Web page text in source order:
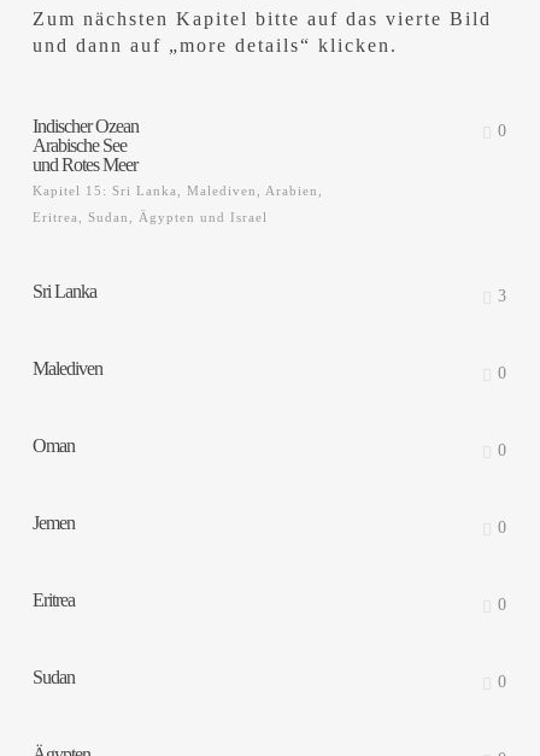
Zum nächsten Kapitel bitte auf das vierte Bild
und dann auf „more details“ klicken.
Indischer Ozean
Arabische See
und Rotes Meer
Kapitel 15: Sri Lanka, Malediven, Arabien,
Eritrea, Sudan, Ägypten und Israel
0
Sri Lanka 3
Malediven 0
Oman 0
Jemen 0
Eritrea 0
Sudan 0